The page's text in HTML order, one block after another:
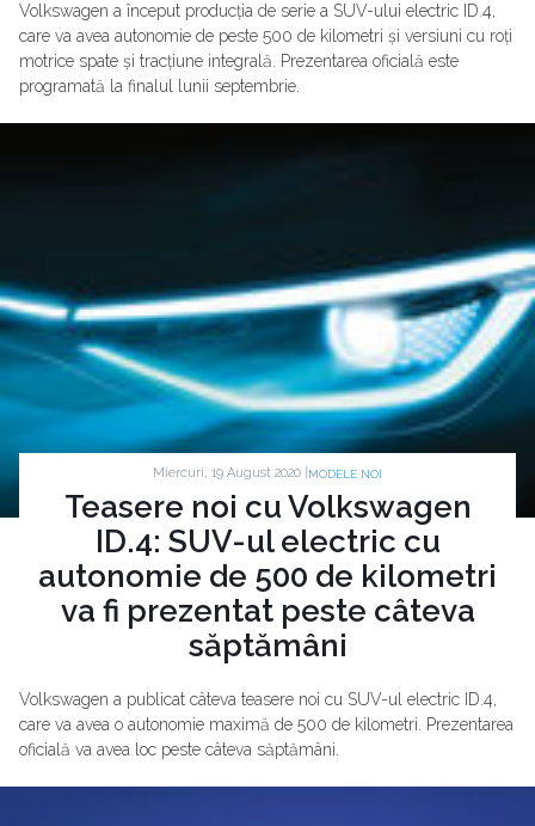
Volkswagen a început producția de serie a SUV-ului electric ID.4,
care va avea autonomie de peste 500 de kilometri și versiuni cu roți
motrice spate și tracțiune integrală. Prezentarea oficială este
programată la finalul lunii septembrie.
Miercuri, 19 August 2020 | MODELE NOI
Teasere noi cu Volkswagen
ID.4: SUV-ul electric cu
autonomie de 500 de kilometri
va fi prezentat peste câteva
săptămâni
Volkswagen a publicat câteva teasere noi cu SUV-ul electric ID.4,
care va avea o autonomie maximă de 500 de kilometri. Prezentarea
oficială va avea loc peste câteva săptămâni.